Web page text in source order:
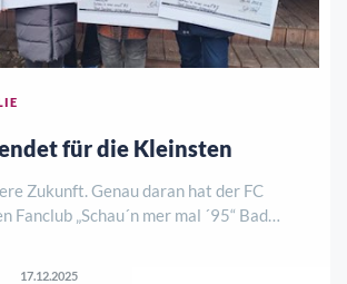
für die Kleinsten
Zukunft. Genau daran hat der FC
„Schau´n mer mal ´95“ Bad
17.12.2025